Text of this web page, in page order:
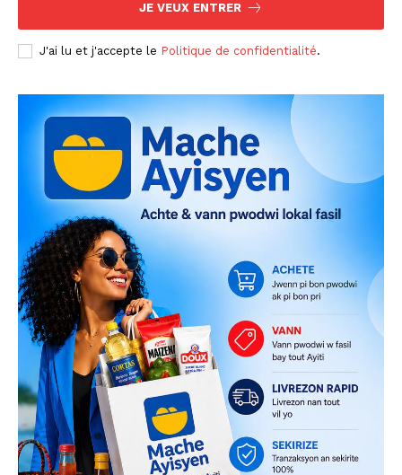
JE VEUX ENTRER
J'ai lu et j'accepte le Politique de confidentialité.